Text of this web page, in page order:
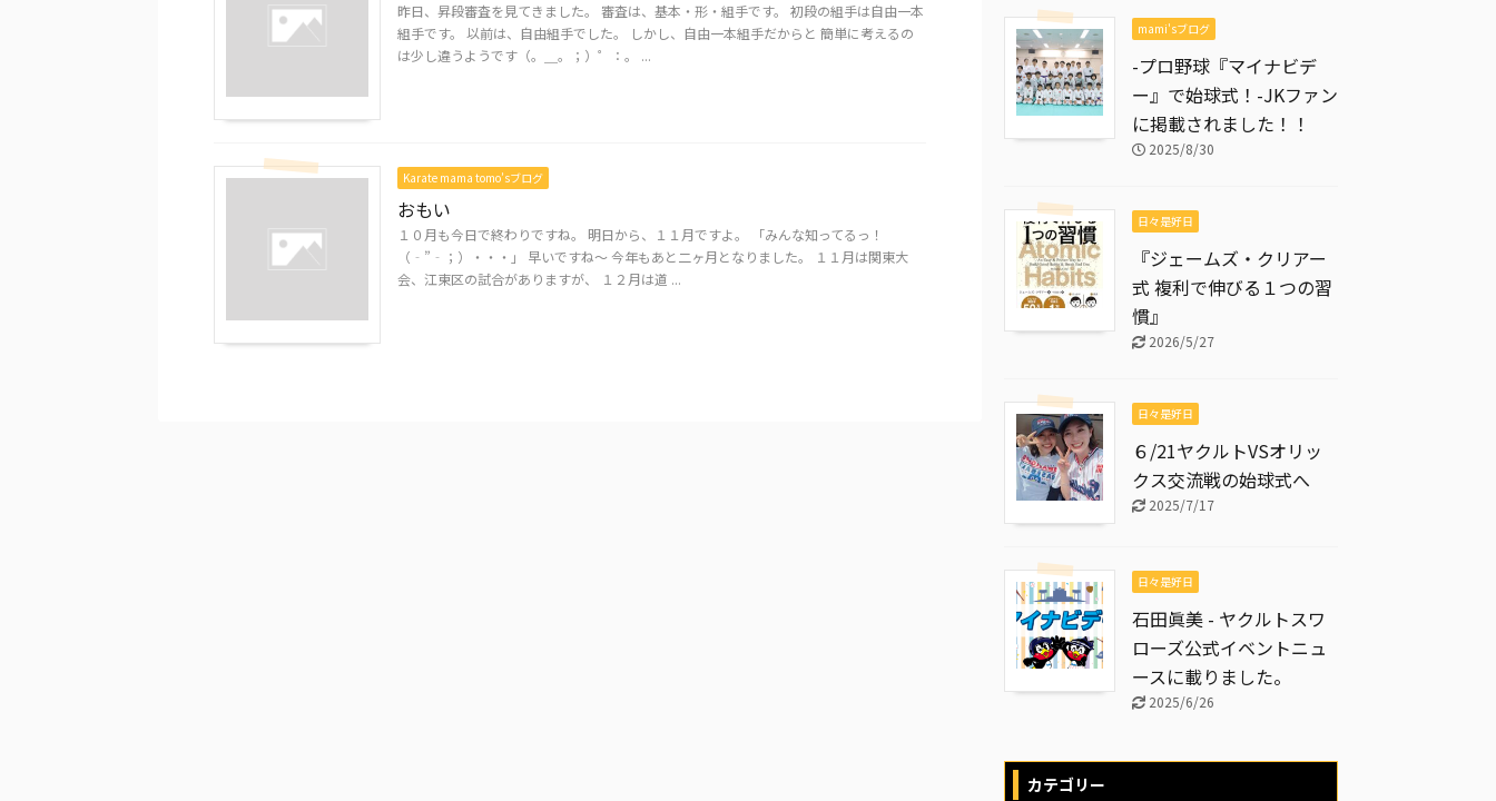
昨日、昇段審査を見てきました。 審査は、基本・形・組手です。 初段の組手は自由一本
組手です。 以前は、自由組手でした。 しかし、自由一本組手だからと 簡単に考えるの
は少し違うようです（。＿。；）゜：。 ...
Karate mama tomo’sブログ
おもい
１０月も今日で終わりですね。 明日から、１１月ですよ。 「みんな知ってるっ！
（‐”‐；）・・・」 早いですね～ 今年もあと二ヶ月となりました。 １１月は関東大
会、江東区の試合がありますが、 １２月は道 ...
mami'sブログ
-プロ野球『マイナビデ
ー』で始球式！-JKファン
に掲載されました！！
2025/8/30
日々是好日
『ジェームズ・クリアー
式 複利で伸びる１つの習
慣』
2026/5/27
日々是好日
６/21ヤクルトVSオリッ
クス交流戦の始球式へ
2025/7/17
日々是好日
石田眞美 - ヤクルトスワ
ローズ公式イベントニュ
ースに載りました。
2025/6/26
カテゴリー